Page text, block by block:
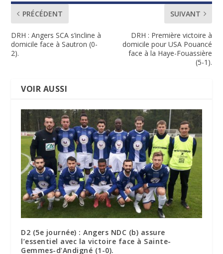
PRÉCÉDENT
DRH : Angers SCA s’incline à
domicile face à Sautron (0-
2).
SUIVANT
DRH : Première victoire à
domicile pour USA Pouancé
face à la Haye-Fouassière
(5-1).
VOIR AUSSI
D2 (5e journée) : Angers NDC (b) assure
l’essentiel avec la victoire face à Sainte-
Gemmes-d’Andigné (1-0).